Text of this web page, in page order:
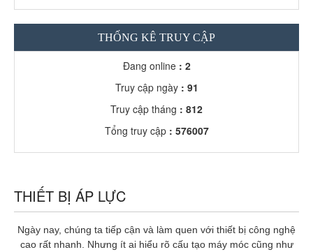
THỐNG KÊ TRUY CẬP
Đang online : 2
Truy cập ngày : 91
Truy cập tháng : 812
Tổng truy cập : 576007
THIẾT BỊ ÁP LỰC
Ngày nay, chúng ta tiếp cận và làm quen với thiết bị công nghệ
cao rất nhanh. Nhưng ít ai hiểu rõ cấu tạo máy móc cũng như